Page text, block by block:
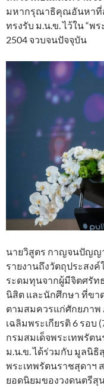
มหากรุณาธิคุณอันหาที่
ทรงรับ ม.น.ข. ไว้ใน “
2504 จวบจนปัจจุบัน
นายวิสูตร กาญจนปัญญ
รายงานถึงวัตถุประสงค์
ระดมทุนจากผู้มีจิตศรั
นิสิต และนักศึกษา ที่ข
ตามสมควรแก่ศักยภาพ
เฉลิมพระเกียรติ 6 รอบ
กรมสมเด็จพระเทพรัต
ม.น.ข. ได้ร่วมกับ มูลนิ
พระเทพรัตนราชสุดาฯ
ยอดนิยมของวงดนตรี